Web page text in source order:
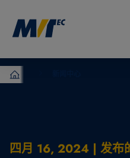
MVTec Software – 机器视
四月 16, 2024 | 发布